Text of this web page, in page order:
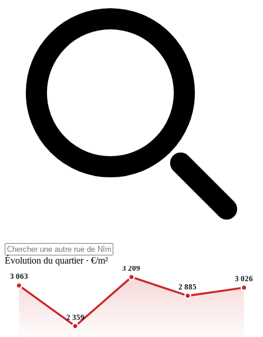
Évolution du quartier · €/m²
3 063
2 359
3 209
2 885
3 026